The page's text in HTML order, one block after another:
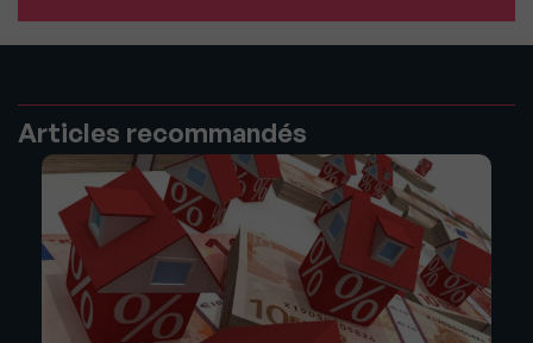
Articles recommandés